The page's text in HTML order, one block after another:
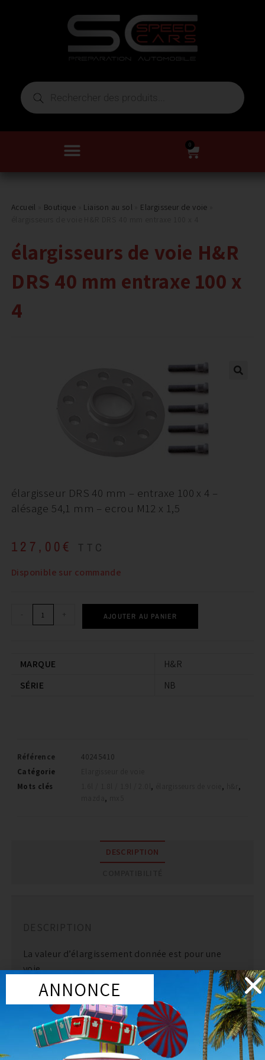
0
Accueil Boutique Liaison au sol Elargisseur de voie
élargisseurs de voie H&R
DRS 40 mm entraxe 100 x
4
élargisseur DRS 40 mm – entraxe 100 x 4 –
alésage 54,1 mm – ecrou M12 x 1,5
127,00 € TTC
Disponible sur commande
- + AJOUTER AU PANIER
MARQUE
H&R
SÉRIE
NB
Référence
40245410
Catégorie
Mots clés
, ,
,
,
DESCRIPTION
DESCRIPTION
La valeur d’élargissement donnée est pour une
voie.
Exemple: pour une valeur de 10mm vous aurez 2
cales de 5mm.
ANNONCE